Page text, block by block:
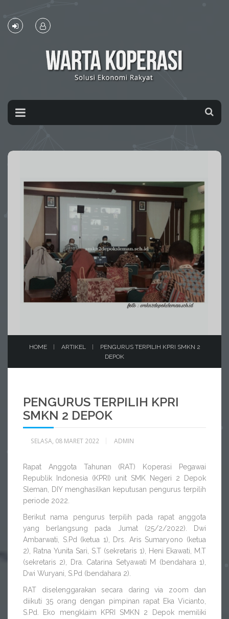
HOME ARTIKEL
PENGURUS TERPILIH KPRI SMKN 2
DEPOK
PENGURUS TERPILIH KPRI
SMKN 2 DEPOK
SELASA, 08 MARET 2022 ADMIN
Rapat Anggota Tahunan (RAT) Koperasi Pegawai
Republik Indonesia (KPRI) unit SMK Negeri 2 Depok
Sleman, DIY menghasilkan keputusan pengurus terpilih
periode 2022.
Berikut nama pengurus terpilih pada rapat anggota
yang berlangsung pada Jumat (25/2/2022). Dwi
Ambarwati, S.Pd (ketua 1), Drs. Aris Sumaryono (ketua
2), Ratna Yunita Sari, S.T (sekretaris 1), Heni Ekawati, M.T
(sekretaris 2), Dra. Catarina Setyawati M (bendahara 1),
Dwi Wuryani, S.Pd (bendahara 2).
RAT diselenggarakan secara daring via zoom dan
diikuti 35 orang dengan pimpinan rapat Eka Vicianto,
S.Pd. Eko mengklaim KPRI SMKN 2 Depok memiliki